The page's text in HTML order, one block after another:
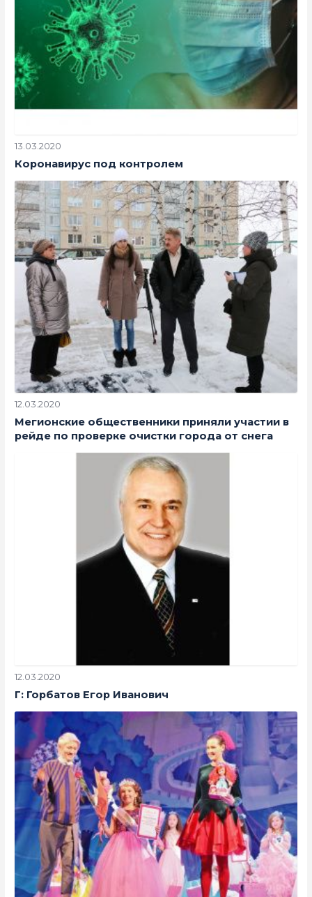
13.03.2020
Коронавирус под контролем
12.03.2020
Мегионские общественники приняли участии в
рейде по проверке очистки города от снега
12.03.2020
Г: Горбатов Егор Иванович